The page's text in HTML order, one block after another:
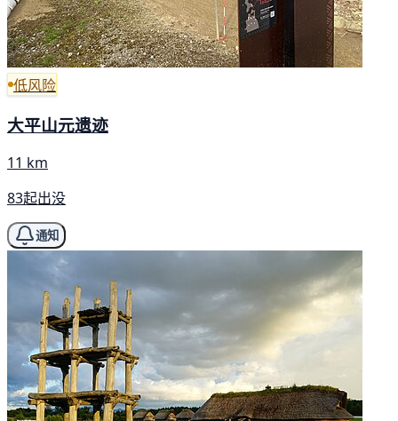
低风险
大平山元遗迹
11 km
83起出没
通知